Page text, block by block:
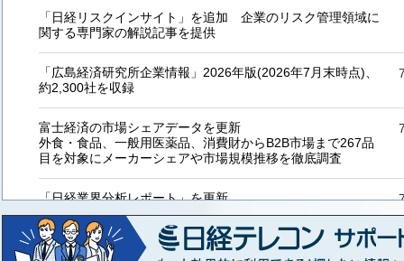
「日経リスクインサイト」を追加 企業のリスク管理領域に
関する専門家の解説記事を提供
「広島経済研究所企業情報」2026年版(2026年7月末時点)、
約2,300社を収録
富士経済の市場シェアデータを更新
外食・食品、一般用医薬品、消費財からB2B市場まで267品
目を対象にメーカーシェアや市場規模推移を徹底調査
「日経業界分析レポート」を更新
「工業用プラスチック製品」「システムインテグレーター」
など20業界の内容を刷新